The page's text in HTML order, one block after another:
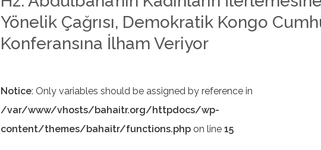
Yönelik Çağrısı, Demokratik Kongo
Konferansına İlham Veriyor
Notice: Only variables should be assigned by reference in
/var/www/vhosts/bahaitr.org/httpdocs/wp-
content/themes/bahaitr/functions.php on line 15